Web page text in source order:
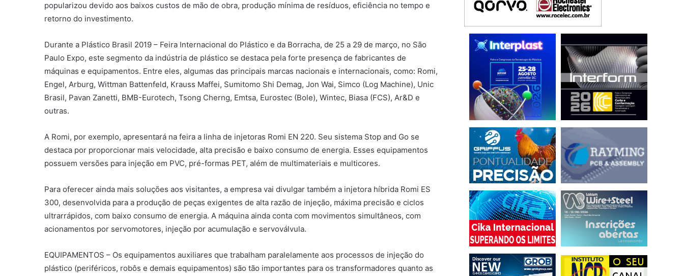
popularizou devido aos baixos custos de mão de obra, produção mínima de resíduos, eficiência no tempo e
retorno do investimento.
Durante a Plástico Brasil 2019 – Feira Internacional do Plástico e da Borracha, de 25 a 29 de março, no São
Paulo Expo, este segmento da indústria de plástico se destaca pela forte presença de fabricantes de
máquinas e equipamentos. Entre eles, algumas das principais marcas nacionais e internacionais, como: Romi,
Engel, Arburg, Wittman Battenfeld, Krauss Maffei, Sumitomo Shi Demag, Jon Wai, Simco (Log Machine), Unic
Brasil, Pavan Zanetti, BMB-Eurotech, Tsong Cherng, Emtsa, Eurostec (Bole), Wintec, Biasa (FCS), Ar&D e
outras.
A Romi, por exemplo, apresentará na feira a linha de injetoras Romi EN 220. Seu sistema Stop and Go se
destaca por proporcionar mais velocidade, alta precisão e baixo consumo de energia. Esses equipamentos
possuem versões para injeção em PVC, pré-formas PET, além de multimateriais e multicores.
Para oferecer ainda mais soluções aos visitantes, a empresa vai divulgar também a injetora híbrida Romi ES
300, desenvolvida para a produção de peças exigentes de alta razão de injeção, máxima precisão e ciclos
ultrarrápidos, com baixo consumo de energia. A máquina ainda conta com movimentos simultâneos, com
acionamentos por servomotores, injeção por acumulação e servoválvula.
EQUIPAMENTOS – Os equipamentos auxiliares que trabalham paralelamente aos processos de injeção do
plástico (periféricos, robôs e demais equipamentos) são tão importantes para os transformadores quanto as